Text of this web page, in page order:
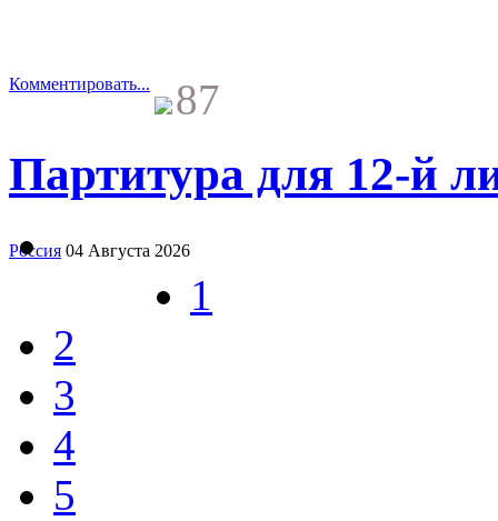
Комментировать... 87
Партитура для 12-й
Россия 04 Августа 2026
1
2
3
4
5